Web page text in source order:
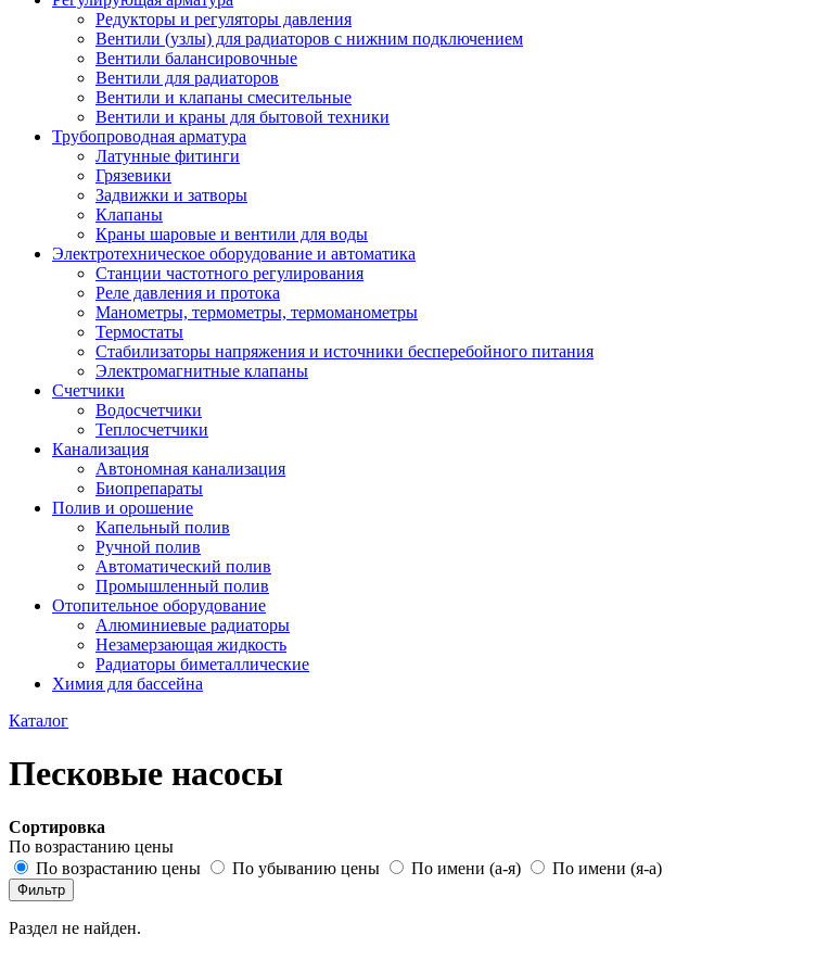
Редукторы и регуляторы давления
Вентили (узлы) для радиаторов с нижним подключением
Вентили балансировочные
Вентили для радиаторов
Вентили и клапаны смесительные
Вентили и краны для бытовой техники
Трубопроводная арматура
Латунные фитинги
Грязевики
Задвижки и затворы
Клапаны
Краны шаровые и вентили для воды
Электротехническое оборудование и автоматика
Станции частотного регулирования
Реле давления и протока
Манометры, термометры, термоманометры
Термостаты
Стабилизаторы напряжения и источники бесперебойного питания
Электромагнитные клапаны
Счетчики
Водосчетчики
Теплосчетчики
Канализация
Автономная канализация
Биопрепараты
Полив и орошение
Капельный полив
Ручной полив
Автоматический полив
Промышленный полив
Отопительное оборудование
Алюминиевые радиаторы
Незамерзающая жидкость
Радиаторы биметаллические
Химия для бассейна
Каталог
Песковые насосы
Сортировка
По возрастанию цены
По возрастанию цены
По убыванию цены По имени (а-я) По имени (я-а)
Раздел не найден.